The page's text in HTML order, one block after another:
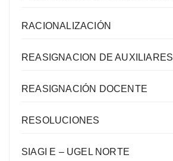
RACIONALIZACIÓN
REASIGNACION DE AUXILIARES
REASIGNACIÓN DOCENTE
RESOLUCIONES
SIAGI E – UGEL NORTE